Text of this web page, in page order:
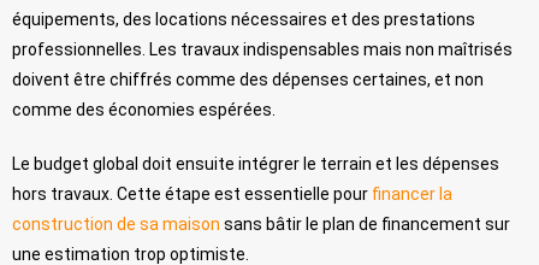
équipements, des locations nécessaires et des prestations
professionnelles. Les travaux indispensables mais non maîtrisés
doivent être chiffrés comme des dépenses certaines, et non
comme des économies espérées.
Le budget global doit ensuite intégrer le terrain et les dépenses
hors travaux. Cette étape est essentielle pour financer la
construction de sa maison sans bâtir le plan de financement sur
une estimation trop optimiste.